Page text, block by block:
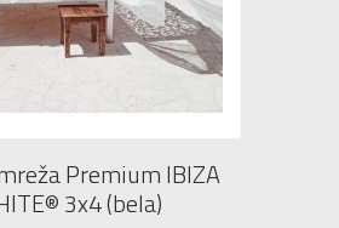
Premium IBIZA
3x4 (bela)